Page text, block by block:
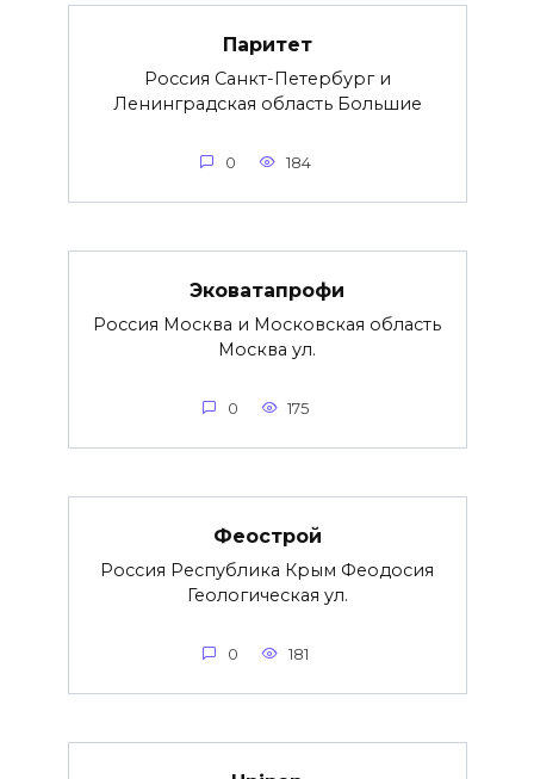
Паритет
Россия Санкт-Петербург и
Ленинградская область Большие
0 184
Эковатапрофи
Россия Москва и Московская область
Москва ул.
0 175
Феострой
Россия Республика Крым Феодосия
Геологическая ул.
0 181